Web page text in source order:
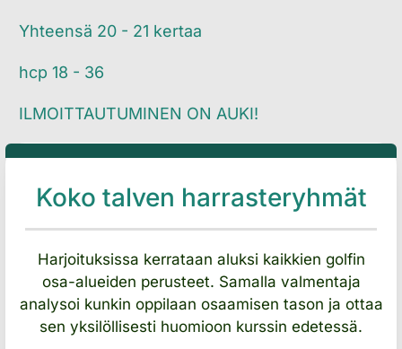
​​​​​​​Yhteensä 20 - 21 kertaa
​​​​​​​hcp 18 - 36
ILMOITTAUTUMINEN ON AUKI!
Koko talven harrasteryhmät
Harjoituksissa kerrataan aluksi kaikkien golfin
osa-alueiden perusteet. Samalla valmentaja
analysoi kunkin oppilaan osaamisen tason ja ottaa
sen yksilöllisesti huomioon kurssin edetessä.